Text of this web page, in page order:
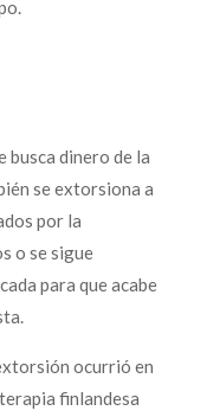
busca dinero de la
se extorsiona a
por la
o se sigue
para que acabe
ocurrió en
finlandesa